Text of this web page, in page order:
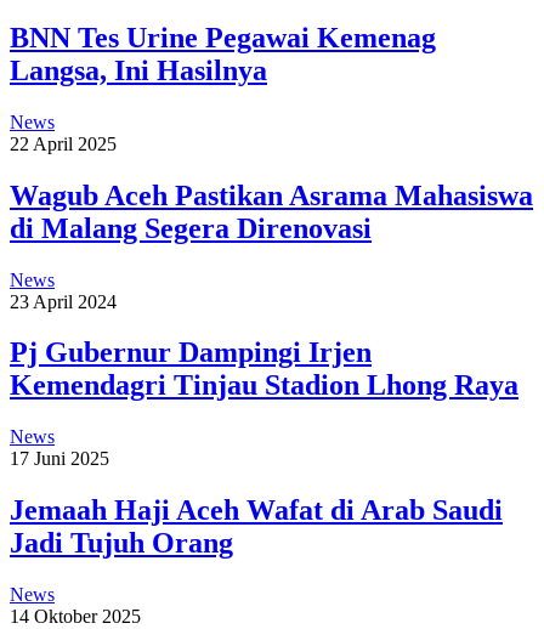
BNN Tes Urine Pegawai Kemenag
Langsa, Ini Hasilnya
News
22 April 2025
Wagub Aceh Pastikan Asrama Mahasiswa
di Malang Segera Direnovasi
News
23 April 2024
Pj Gubernur Dampingi Irjen
Kemendagri Tinjau Stadion Lhong Raya
News
17 Juni 2025
Jemaah Haji Aceh Wafat di Arab Saudi
Jadi Tujuh Orang
News
14 Oktober 2025